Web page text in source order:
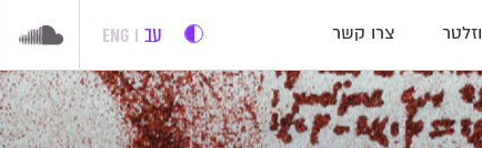
צרו קשר עב ENG